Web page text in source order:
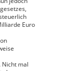
Euro
mal